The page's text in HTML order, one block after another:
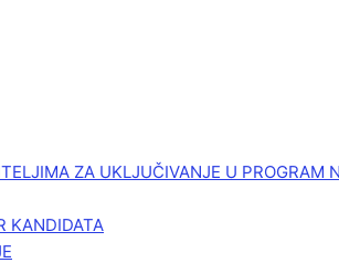
ZA UKLJUČIVANJE U PROGRAM
KANDIDATA